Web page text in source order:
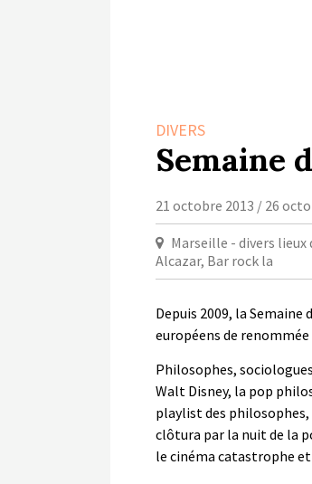
DIVERS
Semaine
21 octobre 2013 / 26
Marseille - divers lieux
Alcazar, Bar rock la
Depuis 2009, la
européens de
Philosophes,
Walt Disney, la pop
playlist des
clôtura par la nuit de la
le cinéma catastrophe